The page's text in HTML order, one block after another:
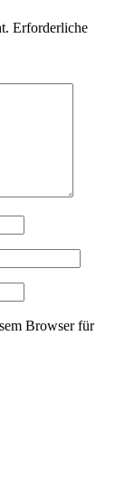
Erforderliche
Browser für